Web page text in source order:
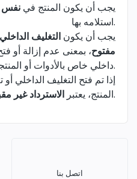
يجب أن يكون المنتج في نفس
استلامه بها.
يجب أن يكون التغليف الداخلي
مفتوح، بمعنى عدم إزالة أو
داخلي خاص بالأدوات أو المنتجات المرسلة.
إذا تم فتح التغليف الداخلي
المنتج، يعتبر الاسترداد غير .
اتصل بنا